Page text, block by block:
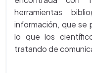
herramientas
información, que se
lo que los
tratando de